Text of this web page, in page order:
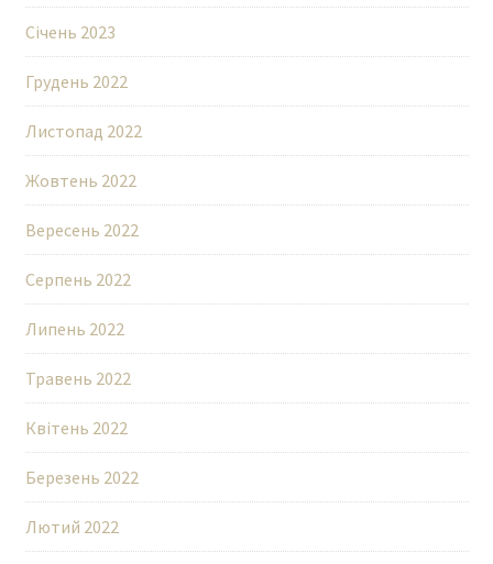
Січень 2023
Грудень 2022
Листопад 2022
Жовтень 2022
Вересень 2022
Серпень 2022
Липень 2022
Травень 2022
Квітень 2022
Березень 2022
Лютий 2022